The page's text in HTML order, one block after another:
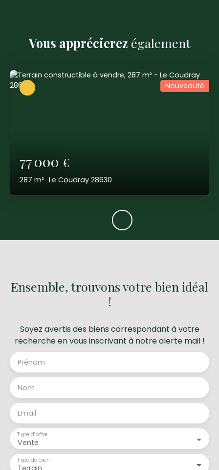
Vous apprécierez également
77 000 €
287 m² Le Coudray 28630
Nouveauté
Ensemble, trouvons votre bien idéal
!
Soyez avertis des biens correspondant à votre
recherche en vous inscrivant à notre alerte mail !
Prénom
Nom
Email
Vente
Type d'offre
Type de bien